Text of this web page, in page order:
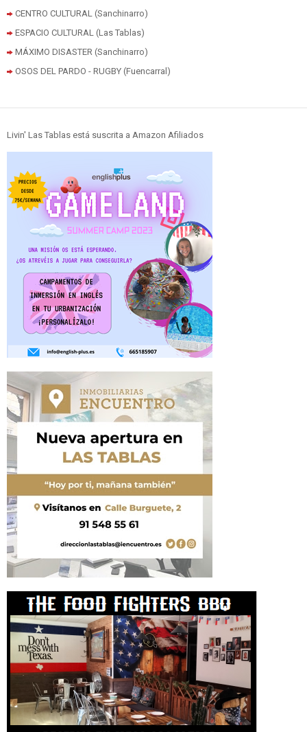
CENTRO CULTURAL (Sanchinarro)
ESPACIO CULTURAL (Las Tablas)
MÁXIMO DISASTER (Sanchinarro)
OSOS DEL PARDO - RUGBY (Fuencarral)
Livin' Las Tablas está suscrita a Amazon Afiliados